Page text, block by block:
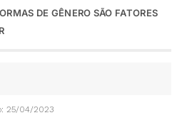
DE GÊNERO SÃO FATORES
25/04/2023